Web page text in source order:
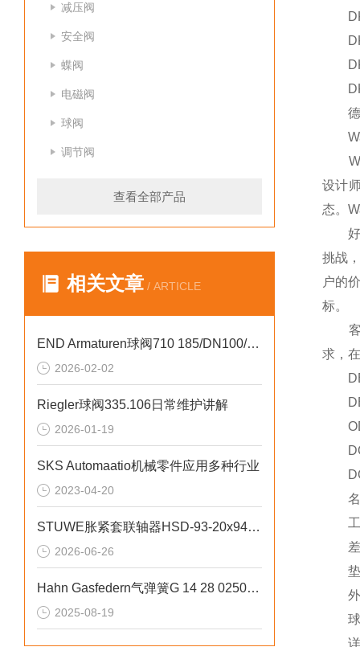
减压阀
安全阀
蝶阀
电磁阀
球阀
调节阀
查看全部产品
相关文章 / ARTICLE
END Armaturen球阀710 185/DN100/PN10工业流体控制
2026-02-02
Riegler球阀335.106日常维护讲解
2026-01-19
SKS Automaatio机械零件应用多种行业
2023-04-20
STUWE胀紧套联轴器HSD-93-20x94规格说明
2026-06-26
Hahn Gasfedern气弹簧G 14 28 0250高精度力控制
2025-08-19
德
设计
态。
好对
挑战
户的
标。
客户
求，
名
工作
差
垫
外
球
详